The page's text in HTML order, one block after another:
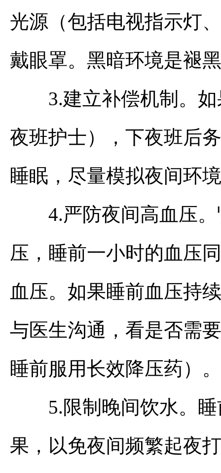
光源（包括电视指示灯
戴眼罩。黑暗环境是褪
3.建立补偿机制。如
夜班护士），下夜班后
睡眠，尽量模拟夜间环
4.严防夜间高血压。
压，睡前一小时的血压
血压。如果睡前血压持
与医生沟通，看是否需
睡前服用长效降压药）。
5.限制晚间饮水。睡
果，以免夜间频繁起夜